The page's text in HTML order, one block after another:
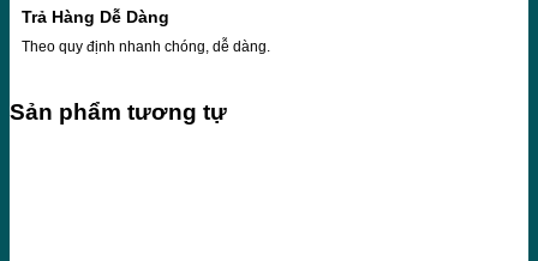
Trả Hàng Dễ Dàng
Theo quy định nhanh chóng, dễ dàng.
Sản phẩm tương tự